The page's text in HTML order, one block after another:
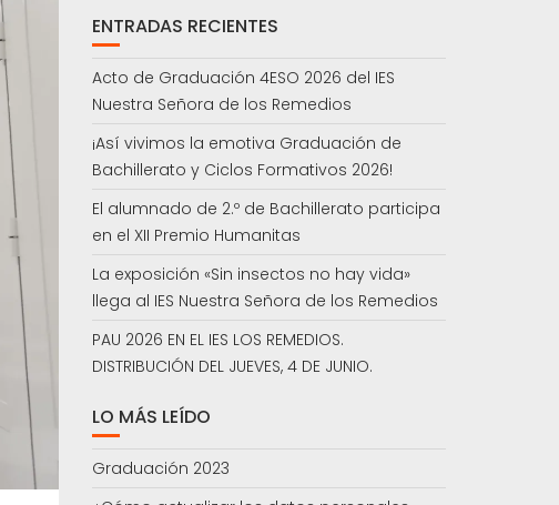
ENTRADAS RECIENTES
Acto de Graduación 4ESO 2026 del IES
Nuestra Señora de los Remedios
¡Así vivimos la emotiva Graduación de
Bachillerato y Ciclos Formativos 2026!
El alumnado de 2.º de Bachillerato participa
en el XII Premio Humanitas
La exposición «Sin insectos no hay vida»
llega al IES Nuestra Señora de los Remedios
PAU 2026 EN EL IES LOS REMEDIOS.
DISTRIBUCIÓN DEL JUEVES, 4 DE JUNIO.
LO MÁS LEÍDO
Graduación 2023